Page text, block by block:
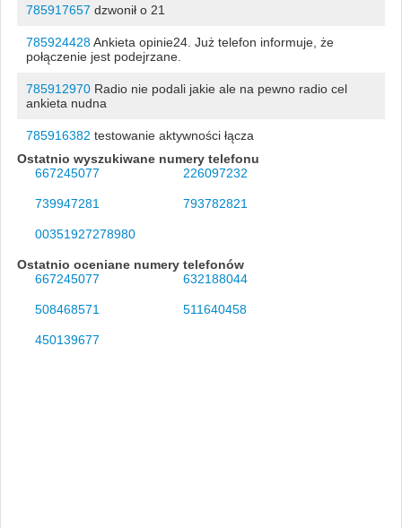
785917657 dzwonił o 21
785924428Ankieta opinie24. Już telefon informuje, że
połączenie jest podejrzane.
785912970Radio nie podali jakie ale na pewno radio cel
ankieta nudna
785916382 testowanie aktywności łącza
Ostatnio wyszukiwane numery telefonu
667245077
226097232
739947281 793782821
00351927278980
Ostatnio oceniane numery telefonów
667245077
632188044
508468571 511640458
450139677